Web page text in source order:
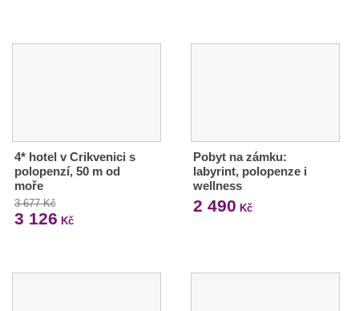
4* hotel v Crikvenici s
polopenzí, 50 m od
moře
3 677 Kč
3 126 Kč
Pobyt na zámku:
labyrint, polopenze i
wellness
2 490 Kč